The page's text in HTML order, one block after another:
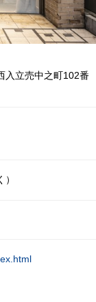
入立売中之町102番
）